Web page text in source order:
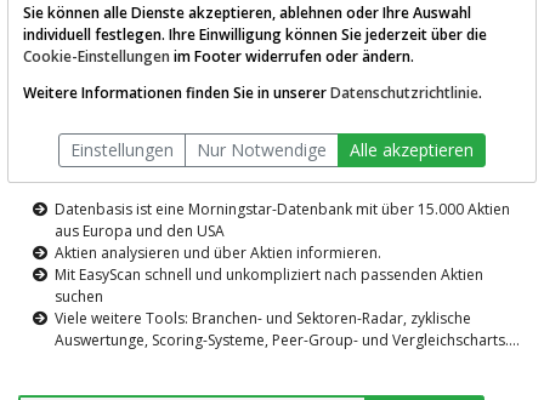
AKTIEN-TERMINAL
Die Aktienanalyse-Plattform von
TraderFox
Datenbasis ist eine Morningstar-Datenbank mit über 15.000 Aktien
aus Europa und den USA
Aktien analysieren und über Aktien informieren.
Mit EasyScan schnell und unkompliziert nach passenden Aktien
suchen
Viele weitere Tools: Branchen- und Sektoren-Radar, zyklische
Auswertunge, Scoring-Systeme, Peer-Group- und Vergleichscharts....
Sie können alle Dienste akzeptieren, ablehnen oder Ihre Auswahl
individuell festlegen. Ihre Einwilligung können Sie jederzeit über die
Cookie-Einstellungen im Footer widerrufen oder ändern.
Weitere Informationen finden Sie in unsererDatenschutzrichtlinie.
Einstellungen Nur Notwendige Alle akzeptieren